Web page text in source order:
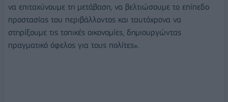
να επιταχύνουμε τη μετάβαση, να βελτιώσουμε το επίπεδο
προστασίας του περιβάλλοντος και ταυτόχρονα να
στηρίξουμε τις τοπικές οικονομίες, δημιουργώντας
πραγματικό όφελος για τους πολίτες».